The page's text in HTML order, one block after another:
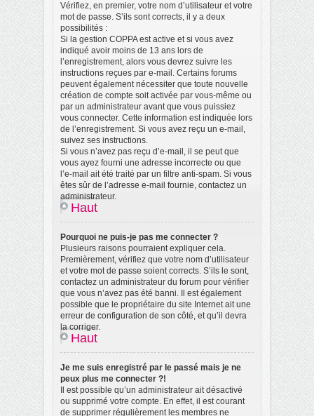
Vérifiez, en premier, votre nom d’utilisateur et votre
mot de passe. S’ils sont corrects, il y a deux
possibilités :
Si la gestion COPPA est active et si vous avez
indiqué avoir moins de 13 ans lors de
l’enregistrement, alors vous devrez suivre les
instructions reçues par e-mail. Certains forums
peuvent également nécessiter que toute nouvelle
création de compte soit activée par vous-même ou
par un administrateur avant que vous puissiez
vous connecter. Cette information est indiquée lors
de l’enregistrement. Si vous avez reçu un e-mail,
suivez ses instructions.
Si vous n’avez pas reçu d’e-mail, il se peut que
vous ayez fourni une adresse incorrecte ou que
l’e-mail ait été traité par un filtre anti-spam. Si vous
êtes sûr de l’adresse e-mail fournie, contactez un
administrateur.
Haut
Pourquoi ne puis-je pas me connecter ?
Plusieurs raisons pourraient expliquer cela.
Premièrement, vérifiez que votre nom d’utilisateur
et votre mot de passe soient corrects. S’ils le sont,
contactez un administrateur du forum pour vérifier
que vous n’avez pas été banni. Il est également
possible que le propriétaire du site Internet ait une
erreur de configuration de son côté, et qu’il devra
la corriger.
Haut
Je me suis enregistré par le passé mais je ne
peux plus me connecter ?!
Il est possible qu’un administrateur ait désactivé
ou supprimé votre compte. En effet, il est courant
de supprimer régulièrement les membres ne